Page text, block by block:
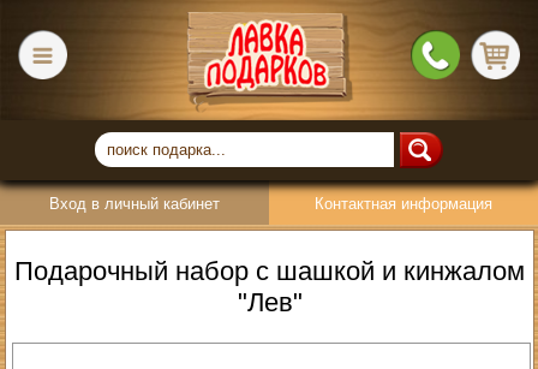
Вход в личный кабинет Контактная информация
Подарочный набор с шашкой и кинжалом
"Лев"